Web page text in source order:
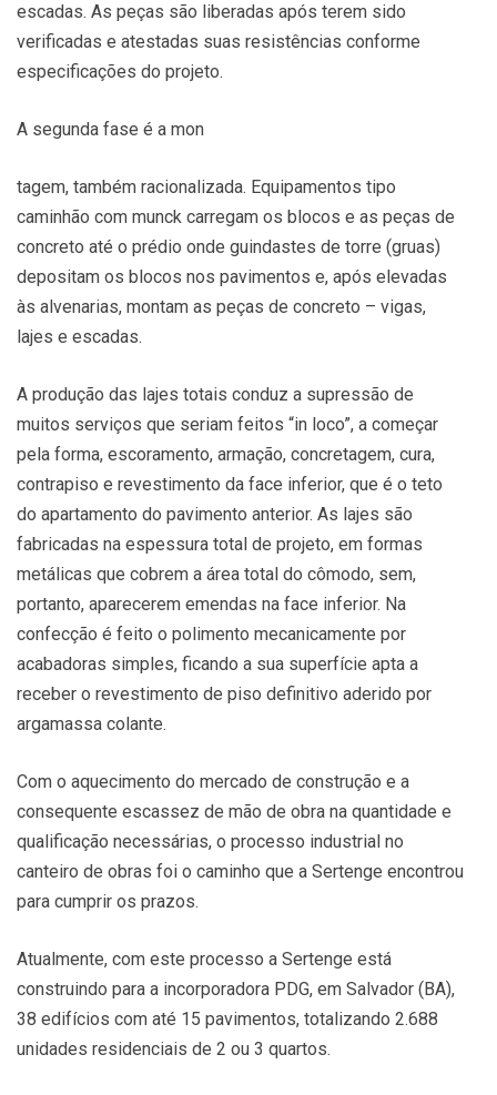
escadas. As peças são liberadas após terem sido
verificadas e atestadas suas resistências conforme
especificações do projeto.
A segunda fase é a mon
tagem, também racionalizada. Equipamentos tipo
caminhão com munck carregam os blocos e as peças de
concreto até o prédio onde guindastes de torre (gruas)
depositam os blocos nos pavimentos e, após elevadas
às alvenarias, montam as peças de concreto – vigas,
lajes e escadas.
A produção das lajes totais conduz a supressão de
muitos serviços que seriam feitos “in loco”, a começar
pela forma, escoramento, armação, concretagem, cura,
contrapiso e revestimento da face inferior, que é o teto
do apartamento do pavimento anterior. As lajes são
fabricadas na espessura total de projeto, em formas
metálicas que cobrem a área total do cômodo, sem,
portanto, aparecerem emendas na face inferior. Na
confecção é feito o polimento mecanicamente por
acabadoras simples, ficando a sua superfície apta a
receber o revestimento de piso definitivo aderido por
argamassa colante.
Com o aquecimento do mercado de construção e a
consequente escassez de mão de obra na quantidade e
qualificação necessárias, o processo industrial no
canteiro de obras foi o caminho que a Sertenge encontrou
para cumprir os prazos.
Atualmente, com este processo a Sertenge está
construindo para a incorporadora PDG, em Salvador (BA),
38 edifícios com até 15 pavimentos, totalizando 2.688
unidades residenciais de 2 ou 3 quartos.